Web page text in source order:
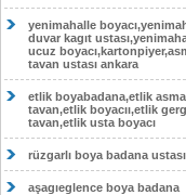
yenimahalle
duvar kagıt
ucuz
tavan ustası ankara
etlik boyabadana,etlik asma
tavan,etlik boyacıı,etlik
tavan,etlik usta boyacı
rüzgarlı boya badana ustası
aşagıeglence boya badana